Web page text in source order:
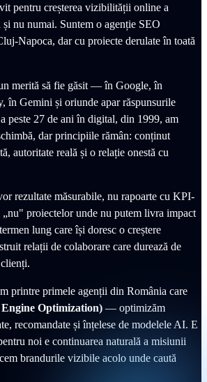
pentru creșterea vizibilității online a
nu numai. Suntem o agenție SEO
Napoca, dar cu proiecte derulate în toată
merită să fie găsit — în Google, în
în Gemini și oriunde apar răspunsurile
peste 27 de ani în digital, din 1999, am
dar principiile rămân: conținut
autoritate reală și o relație onestă cu
rezultate măsurabile, nu rapoarte cu KPI-
proiectelor unde nu putem livra impact
lung care își doresc o creștere
relații de colaborare care durează de
printre primele agenții din România care
Optimization) — optimizăm
recomandate și înțelese de modelele AI. E
noi e continuarea naturală a misiunii
brandurile vizibile acolo unde caută